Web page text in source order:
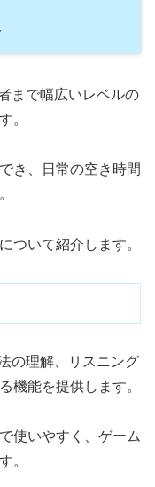
まで幅広いレベルの
。
き、日常の空き時間
ついて紹介します。
の理解、リスニング
機能を提供します。
使いやすく、ゲーム
。